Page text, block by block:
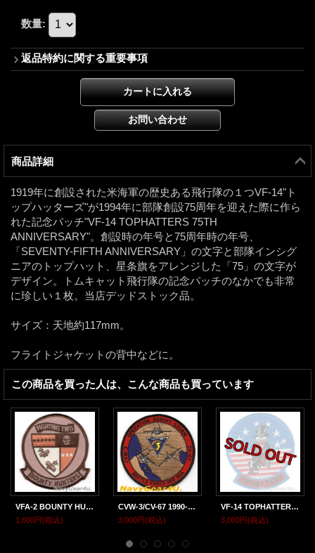
数量:
返品特約に関する重要事項
商品詳細
1919年に創設された米海軍の歴史ある飛行隊の１つVF-14"ト
ップハッターズ"が1994年に部隊創設75周年を迎えた際に作ら
れた記念パッチ"VF-14 TOPHATTERS 75TH
ANNIVERSARY"。創設時の年号と75周年時の年号、
「SEVENTY-FIFTH ANNIVERSARY」の文字と部隊インシグ
ニアのトップハット、星条旗をアレンジした「75」の文字が
デザイン。トムキャット飛行隊の記念パッチのなかでも非常
に珍しい１枚。当店デッドストック品。
サイズ：天地約117mm。
フライトジャケットの背中などに。
この商品を買った人は、こんな商品も買っています
VFA-2 BOUNTY HUNTERS部隊パッチ（デザート/ベルクロ有無）
1,600円(税込)
CVW-3/CV-67 1990-91デザートストーム作戦参加記念パッチ（デッドストック）
3,000円(税込)
VF-14 TOPHATTERSショルダーマスコットパッチ（デッドストック）
3,000円(税込)